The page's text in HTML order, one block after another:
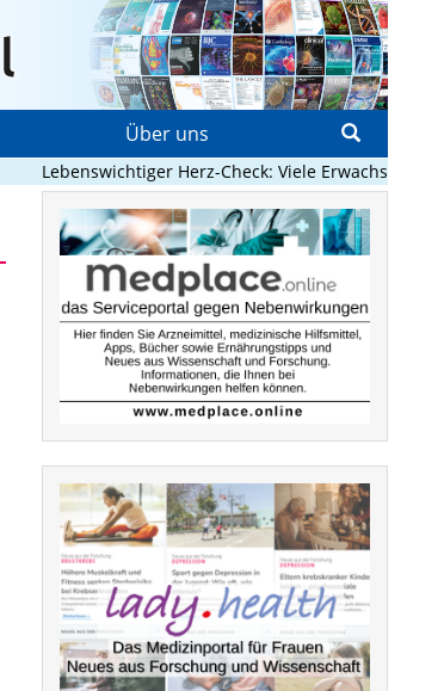
Über uns
Lebenswichtiger Herz-Check: Viele Erwachsene mit